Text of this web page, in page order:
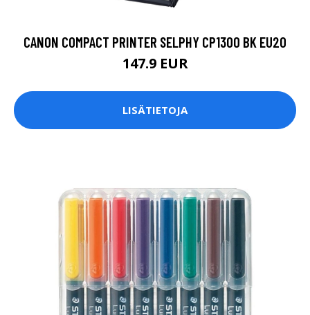
CANON COMPACT PRINTER SELPHY CP1300 BK EU20
147.9 EUR
LISÄTIETOJA